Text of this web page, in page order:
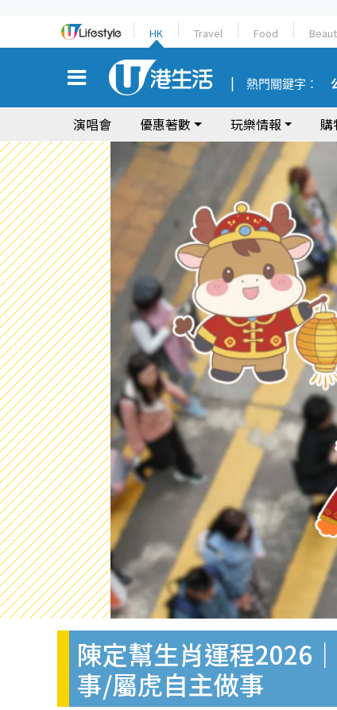
HK Travel Food
熱門關鍵字：
演唱會 優惠著數 玩樂情報 購
陳定幫生肖運程2026
事/屬虎自主做事